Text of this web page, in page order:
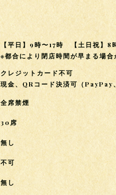
【平日】9時〜17時 【土日祝】8
※都合により閉店時間が早まる場
クレジットカード不可
現金、QRコード決済可（PayPay
全席禁煙
30席
無し
不可
無し